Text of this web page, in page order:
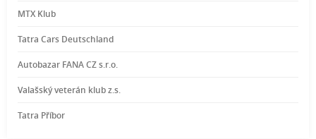
MTX Klub
Tatra Cars Deutschland
Autobazar FANA CZ s.r.o.
Valašský veterán klub z.s.
Tatra Příbor